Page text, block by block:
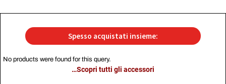
Spesso acquistati insieme:
No products were found for this query.
…Scopri tutti gli accessori